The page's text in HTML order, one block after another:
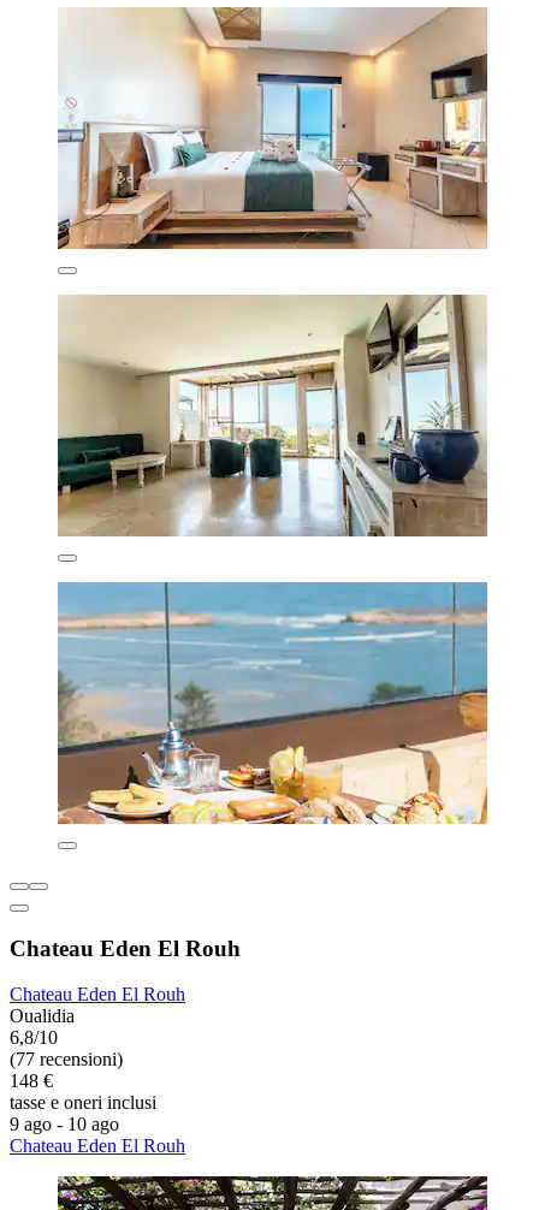
Chateau Eden El Rouh
Chateau Eden El Rouh
Oualidia
6,8/10
(77 recensioni)
148 €
tasse e oneri inclusi
9 ago - 10 ago
Chateau Eden El Rouh